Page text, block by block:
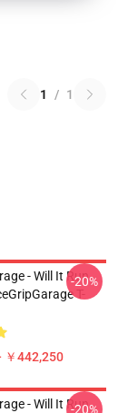
1 / 1
- Will It Run
T-
￥442,250
-20%
- Will It Run
-20%